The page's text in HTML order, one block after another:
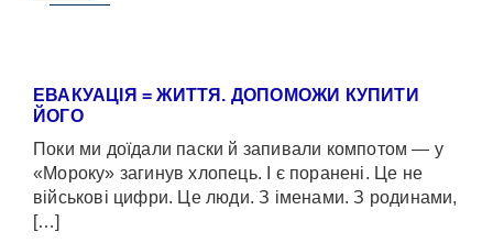
ЕВАКУАЦІЯ = ЖИТТЯ. ДОПОМОЖИ КУПИТИ
ЙОГО
Поки ми доїдали паски й запивали компотом — у
«Мороку» загинув хлопець. І є поранені. Це не
військові цифри. Це люди. З іменами. З родинами,
[…]